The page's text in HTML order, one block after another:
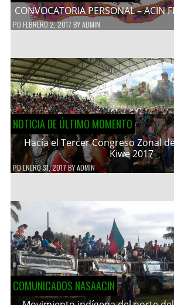
CONVOCATORIA PERSONAL – ACIN
PD FEBRERO 2, 2017 BYADMIN
NOTICIA DE ÚLTIMO MOMENTO
Hacía el Tercer Congreso Zonal
Kiwe 2017
PDENERO 31, 2017 BYADMIN
COMUNICADOS NASAACIN